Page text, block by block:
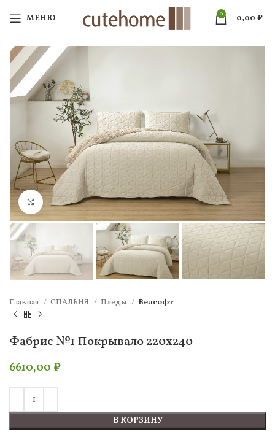
МЕНЮ 0 0,00 ₽
Нажмите, чтобы увеличить
Главная СПАЛЬНЯ Пледы Велсофт
Фабрис №1 Покрывало 220х240
6610,00 ₽
В КОРЗИНУ